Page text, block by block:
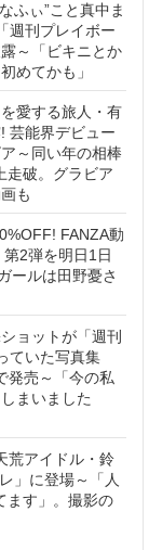
ふぃ”こと真中ま
週刊プレイボー
～「ビキニとか
めてかも」
愛する旅人・有
芸能界デビュー
～同い年の相棒
走破。グラビア
も
FANZA動
2弾を明日1日
ールは田野憂さ
ョットが「週刊
ていた写真集
発売～「今の私
まいました
荒アイドル・鈴
」に登場～「人
ます」。撮影の